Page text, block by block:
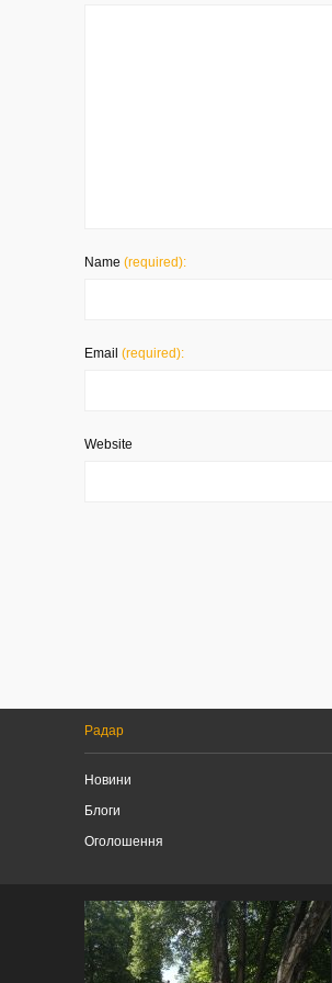
Name (required):
Email (required):
Website
Радар
Новини
Блоги
Оголошення